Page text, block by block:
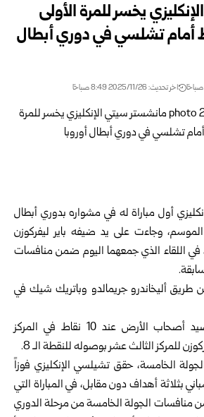
يخسر للمرة الأولى
أمام تشلسي في دوري أبطال
اخر تحديث: 2025/11/26 8:49 صباحًا
أول مباراة له في مشواره بدوري أبطال
الموسم، وجاءت على يد ضيفه باير ليفركوزن
في اللقاء الذي جمعهما اليوم ضمن منافسات
طريق أليخاندرو جريمالدو وباتريك شيك في
بهذه النتيجة، تجمد رصيد أصحاب الأرض عند 10 نقاط في المركز
للمركز الثالث عشر بوصوله للنقطة الـ 8.
الخامسة، حقق تشيلسي الإنكليزي فوزاً
بثلاثة أهداف دون مقابل، في المباراة التي
منافسات الجولة الخامسة من مرحلة الدوري